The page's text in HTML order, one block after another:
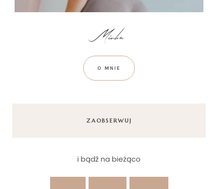
O MNIE
ZAOBSERWUJ
i bądź na bieżąco